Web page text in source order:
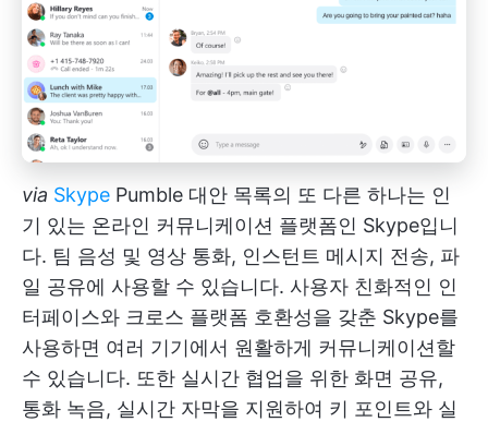
via Skype Pumble 대안 목록의 또 다른 하나는 인
기 있는 온라인 커뮤니케이션 플랫폼인 Skype입니
다. 팀 음성 및 영상 통화, 인스턴트 메시지 전송, 파
일 공유에 사용할 수 있습니다. 사용자 친화적인 인
터페이스와 크로스 플랫폼 호환성을 갖춘 Skype를
사용하면 여러 기기에서 원활하게 커뮤니케이션할
수 있습니다. 또한 실시간 협업을 위한 화면 공유,
통화 녹음, 실시간 자막을 지원하여 키 포인트와 실